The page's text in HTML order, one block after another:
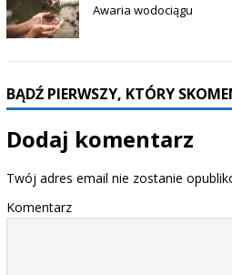
Awaria wodociągu
BĄDŹ PIERWSZY, KTÓRY
Dodaj komentarz
Twój adres email nie zostanie
Komentarz